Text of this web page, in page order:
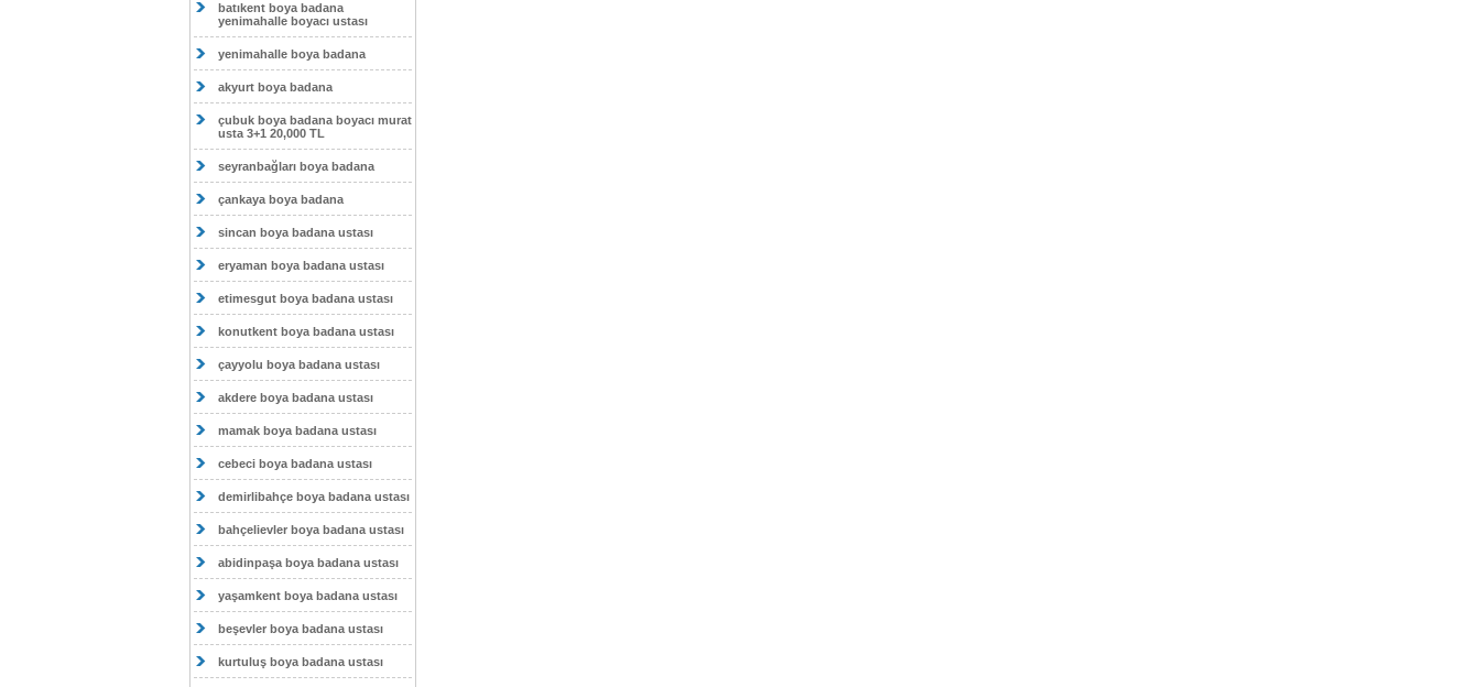
batıkent boya badana
yenimahalle boyacı ustası
yenimahalle boya badana
akyurt boya badana
çubuk boya badana boyacı murat
usta 3+1 20,000 TL
seyranbağları boya badana
çankaya boya badana
sincan boya badana ustası
eryaman boya badana ustası
etimesgut boya badana ustası
konutkent boya badana ustası
çayyolu boya badana ustası
akdere boya badana ustası
mamak boya badana ustası
cebeci boya badana ustası
demirlibahçe boya badana ustası
bahçelievler boya badana ustası
abidinpaşa boya badana ustası
yaşamkent boya badana ustası
beşevler boya badana ustası
kurtuluş boya badana ustası